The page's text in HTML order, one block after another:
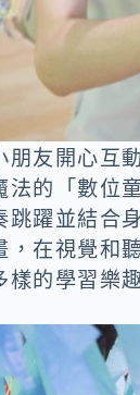
友開心互
法的「數位
跳躍並結合
，在視覺和
樣的學習樂